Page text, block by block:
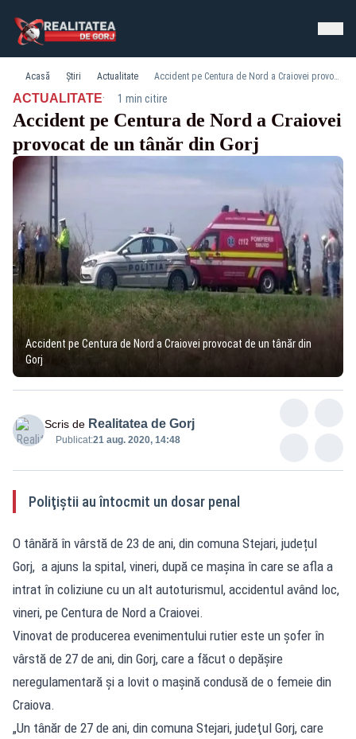
Acasă Știri Actualitate Accident pe Centura de Nord a Craiovei provocat de un tânăr din Gorj
ACTUALITATE· 1 min citire
Accident pe Centura de Nord a Craiovei
provocat de un tânăr din Gorj
Accident pe Centura de Nord a Craiovei provocat de un tânăr din
Gorj
Scris de Realitatea de Gorj
Publicat:21 aug. 2020, 14:48
Poliţiştii au întocmit un dosar penal
O tânără în vârstă de 23 de ani, din comuna Stejari, județul
Gorj, a ajuns la spital, vineri, după ce mașina în care se afla a
intrat în coliziune cu un alt autoturismul, accidentul având loc,
vineri, pe Centura de Nord a Craiovei.
Vinovat de producerea evenimentului rutier este un șofer în
vârstă de 27 de ani, din Gorj, care a făcut o depășire
neregulamentară și a lovit o mașină condusă de o femeie din
Craiova.
„Un tânăr de 27 de ani, din comuna Stejari, judeţul Gorj, care